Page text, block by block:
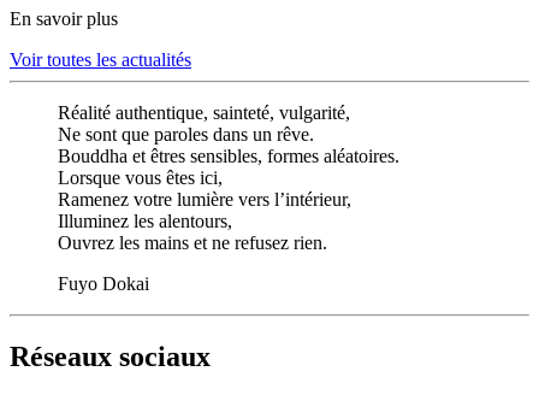
En savoir plus
Voir toutes les actualités
Réalité authentique, sainteté, vulgarité,
Ne sont que paroles dans un rêve.
Bouddha et êtres sensibles, formes aléatoires.
Lorsque vous êtes ici,
Ramenez votre lumière vers l’intérieur,
Illuminez les alentours,
Ouvrez les mains et ne refusez rien.
Fuyo Dokai
Réseaux sociaux